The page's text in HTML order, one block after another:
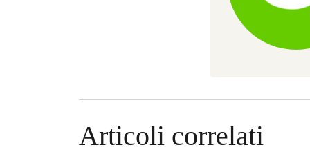
Articoli correlati